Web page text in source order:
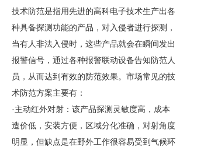
技术防范是指用先进的高科电子技术生产出各
种具备探测功能的产品，对入侵者进行探测，
当有人非法入侵时，这些产品就会在瞬间发出
报警信号，通过各种报警联动设备告知防范人
员，从而达到有效的防范效果。市场常见的技
术防范方案主要有：
· 主动红外对射：该产品探测灵敏度高，成本
造价低，安装方便，区域分化准确，对射角度
明显，但缺点是在野外工作很容易受到气候环